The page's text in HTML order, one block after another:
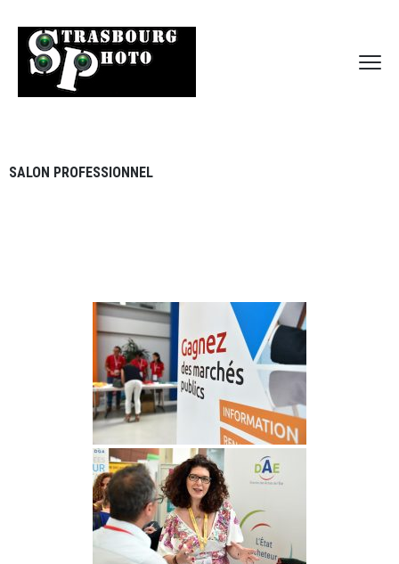
SALON PROFESSIONNEL